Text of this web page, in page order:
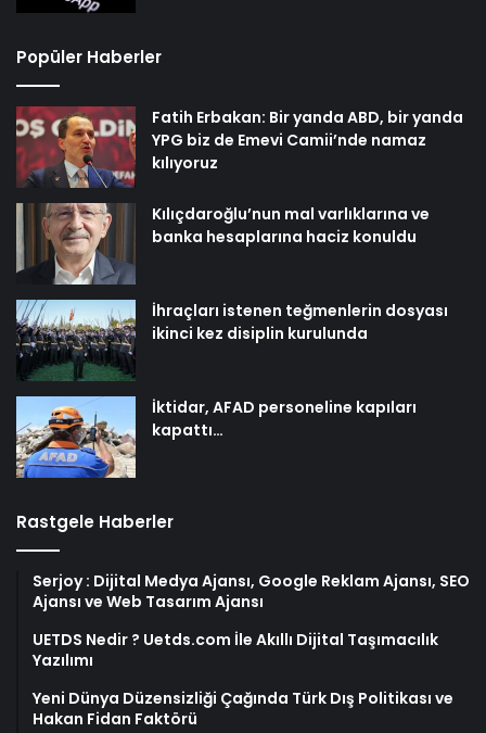
Popüler Haberler
Fatih Erbakan: Bir yanda ABD, bir yanda
YPG biz de Emevi Camii’nde namaz
kılıyoruz
Kılıçdaroğlu’nun mal varlıklarına ve
banka hesaplarına haciz konuldu
İhraçları istenen teğmenlerin dosyası
ikinci kez disiplin kurulunda
İktidar, AFAD personeline kapıları
kapattı…
Rastgele Haberler
Serjoy : Dijital Medya Ajansı, Google Reklam Ajansı, SEO
Ajansı ve Web Tasarım Ajansı
UETDS Nedir ? Uetds.com İle Akıllı Dijital Taşımacılık
Yazılımı
Yeni Dünya Düzensizliği Çağında Türk Dış Politikası ve
Hakan Fidan Faktörü